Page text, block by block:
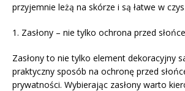
przyjemnie leżą na skórze i są łatwe w
1. Zasłony – nie tylko ochrona przed
Zasłony to nie tylko element dekoracyjny
praktyczny sposób na ochronę przed
prywatności. Wybierając zasłony warto